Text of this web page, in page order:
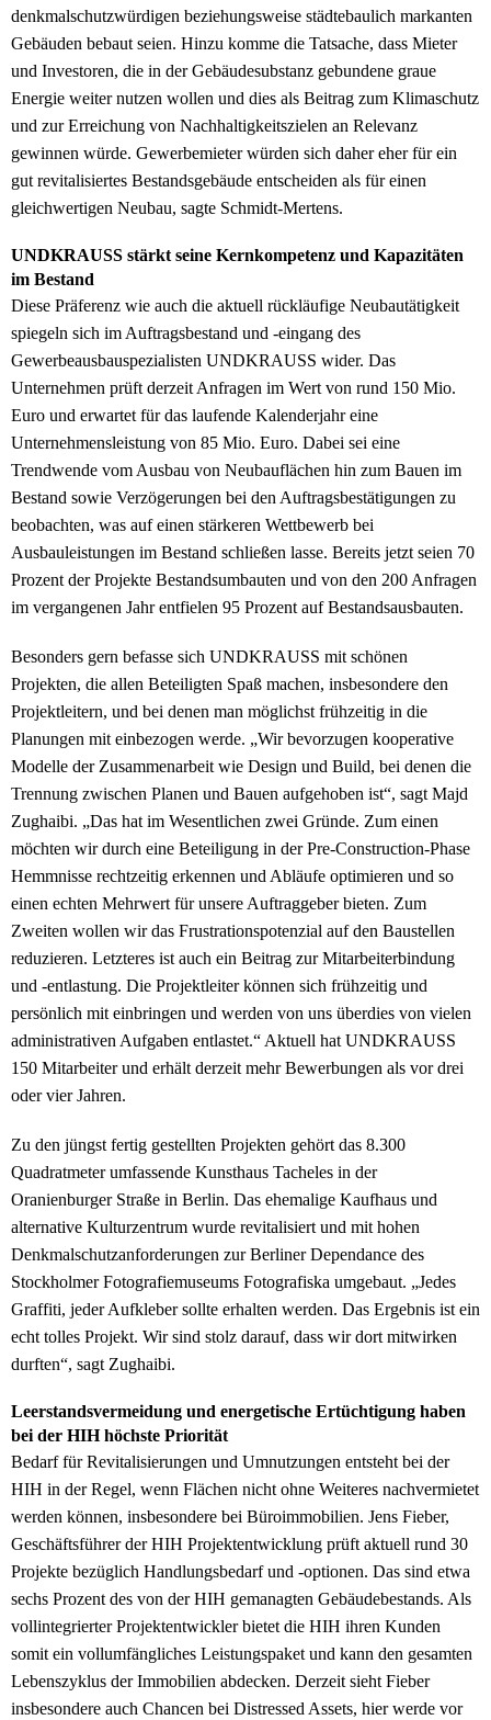
denkmalschutzwürdigen beziehungsweise städtebaulich markanten
Gebäuden bebaut seien. Hinzu komme die Tatsache, dass Mieter
und Investoren, die in der Gebäudesubstanz gebundene graue
Energie weiter nutzen wollen und dies als Beitrag zum Klimaschutz
und zur Erreichung von Nachhaltigkeitszielen an Relevanz
gewinnen würde. Gewerbemieter würden sich daher eher für ein
gut revitalisiertes Bestandsgebäude entscheiden als für einen
gleichwertigen Neubau, sagte Schmidt-Mertens.
UNDKRAUSS stärkt seine Kernkompetenz und Kapazitäten
im Bestand
Diese Präferenz wie auch die aktuell rückläufige Neubautätigkeit
spiegeln sich im Auftragsbestand und -eingang des
Gewerbeausbauspezialisten UNDKRAUSS wider. Das
Unternehmen prüft derzeit Anfragen im Wert von rund 150 Mio.
Euro und erwartet für das laufende Kalenderjahr eine
Unternehmensleistung von 85 Mio. Euro. Dabei sei eine
Trendwende vom Ausbau von Neubauflächen hin zum Bauen im
Bestand sowie Verzögerungen bei den Auftragsbestätigungen zu
beobachten, was auf einen stärkeren Wettbewerb bei
Ausbauleistungen im Bestand schließen lasse. Bereits jetzt seien 70
Prozent der Projekte Bestandsumbauten und von den 200 Anfragen
im vergangenen Jahr entfielen 95 Prozent auf Bestandsausbauten.
Besonders gern befasse sich UNDKRAUSS mit schönen
Projekten, die allen Beteiligten Spaß machen, insbesondere den
Projektleitern, und bei denen man möglichst frühzeitig in die
Planungen mit einbezogen werde. „Wir bevorzugen kooperative
Modelle der Zusammenarbeit wie Design und Build, bei denen die
Trennung zwischen Planen und Bauen aufgehoben ist“, sagt Majd
Zughaibi. „Das hat im Wesentlichen zwei Gründe. Zum einen
möchten wir durch eine Beteiligung in der Pre-Construction-Phase
Hemmnisse rechtzeitig erkennen und Abläufe optimieren und so
einen echten Mehrwert für unsere Auftraggeber bieten. Zum
Zweiten wollen wir das Frustrationspotenzial auf den Baustellen
reduzieren. Letzteres ist auch ein Beitrag zur Mitarbeiterbindung
und -entlastung. Die Projektleiter können sich frühzeitig und
persönlich mit einbringen und werden von uns überdies von vielen
administrativen Aufgaben entlastet.“ Aktuell hat UNDKRAUSS
150 Mitarbeiter und erhält derzeit mehr Bewerbungen als vor drei
oder vier Jahren.
Zu den jüngst fertig gestellten Projekten gehört das 8.300
Quadratmeter umfassende Kunsthaus Tacheles in der
Oranienburger Straße in Berlin. Das ehemalige Kaufhaus und
alternative Kulturzentrum wurde revitalisiert und mit hohen
Denkmalschutzanforderungen zur Berliner Dependance des
Stockholmer Fotografiemuseums Fotografiska umgebaut. „Jedes
Graffiti, jeder Aufkleber sollte erhalten werden. Das Ergebnis ist ein
echt tolles Projekt. Wir sind stolz darauf, dass wir dort mitwirken
durften“, sagt Zughaibi.
Leerstandsvermeidung und energetische Ertüchtigung haben
bei der HIH höchste Priorität
Bedarf für Revitalisierungen und Umnutzungen entsteht bei der
HIH in der Regel, wenn Flächen nicht ohne Weiteres nachvermietet
werden können, insbesondere bei Büroimmobilien. Jens Fieber,
Geschäftsführer der HIH Projektentwicklung prüft aktuell rund 30
Projekte bezüglich Handlungsbedarf und -optionen. Das sind etwa
sechs Prozent des von der HIH gemanagten Gebäudebestands. Als
vollintegrierter Projektentwickler bietet die HIH ihren Kunden
somit ein vollumfängliches Leistungspaket und kann den gesamten
Lebenszyklus der Immobilien abdecken. Derzeit sieht Fieber
insbesondere auch Chancen bei Distressed Assets, hier werde vor